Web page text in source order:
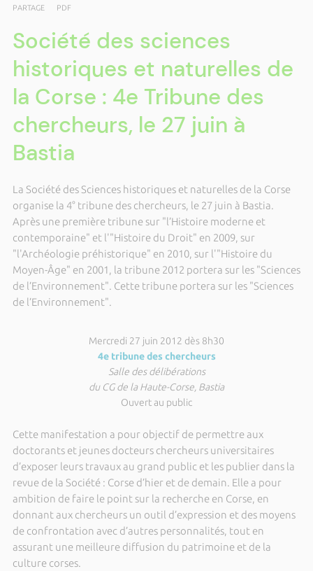
PARTAGE PDF
Société des sciences
historiques et naturelles de
la Corse : 4e Tribune des
chercheurs, le 27 juin à
Bastia
La Société des Sciences historiques et naturelles de la Corse
organise la 4° tribune des chercheurs, le 27 juin à Bastia.
Après une première tribune sur "l’Histoire moderne et
contemporaine" et l'"Histoire du Droit" en 2009, sur
"l'Archéologie préhistorique" en 2010, sur l'"Histoire du
Moyen-Âge" en 2001, la tribune 2012 portera sur les "Sciences
de l’Environnement". Cette tribune portera sur les "Sciences
de l’Environnement".
Mercredi 27 juin 2012 dès 8h30
4e tribune des chercheurs
Salle des délibérations
du CG de la Haute-Corse, Bastia
Ouvert au public
Cette manifestation a pour objectif de permettre aux
doctorants et jeunes docteurs chercheurs universitaires
d’exposer leurs travaux au grand public et les publier dans la
revue de la Société : Corse d’hier et de demain. Elle a pour
ambition de faire le point sur la recherche en Corse, en
donnant aux chercheurs un outil d’expression et des moyens
de confrontation avec d’autres personnalités, tout en
assurant une meilleure diffusion du patrimoine et de la
culture corses.